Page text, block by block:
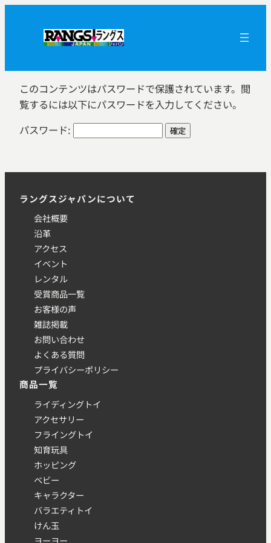
キ
このコンテンツはパスワードで保護されています。閲
覧するには以下にパスワードを入力してください。
パスワード:
ラングスジャパンについて
会社概要
沿革
アクセス
イベント
レンタル
受賞商品一覧
お客様の声
雑誌掲載
お問い合わせ
よくある質問
プライバシーポリシー
商品一覧
ライディングトイ
アクセサリー
フライングトイ
知育玩具
ホッピング
ベビー
キャラクター
バラエティトイ
けん玉
ヨーヨー